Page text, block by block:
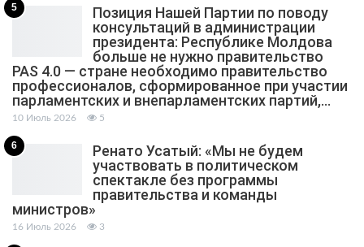
5
Позиция Нашей Партии по поводу
консультаций в администрации
президента: Республике Молдова
больше не нужно правительство
PAS 4.0 — стране необходимо правительство
профессионалов, сформированное при участии
парламентских и внепарламентских партий,…
10 Июль 2026 5
6
Ренато Усатый: «Мы не будем
участвовать в политическом
спектакле без программы
правительства и команды
министров»
16 Июль 2026 3